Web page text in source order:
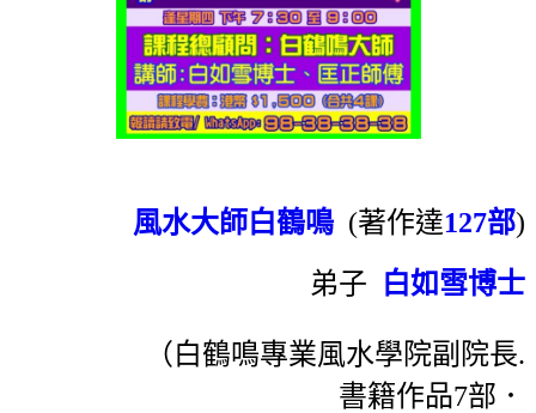
風水大師白鶴鳴(著作達127部)
弟子
白如雪博士
（白鶴鳴專業風水學院副院長.
書籍作品7部．